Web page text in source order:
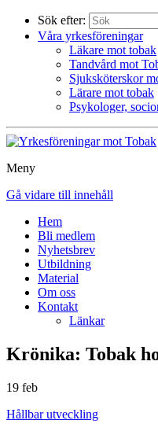
Sök efter:
Våra yrkesföreningar
Läkare mot tobak
Tandvård mot
Sjuksköterskor
Lärare mot tobak
Psykologer,
Meny
Gå vidare till innehåll
Hem
Bli medlem
Nyhetsbrev
Utbildning
Material
Om oss
Kontakt
Länkar
Krönika: Tobak
19 feb
Hållbar utveckling